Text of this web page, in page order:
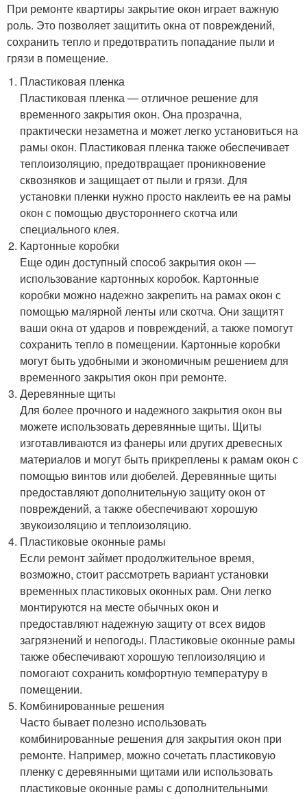
При ремонте квартиры закрытие окон играет важную
роль. Это позволяет защитить окна от повреждений,
сохранить тепло и предотвратить попадание пыли и
грязи в помещение.
Пластиковая пленка
Пластиковая пленка — отличное решение для
временного закрытия окон. Она прозрачна,
практически незаметна и может легко установиться на
рамы окон. Пластиковая пленка также обеспечивает
теплоизоляцию, предотвращает проникновение
сквозняков и защищает от пыли и грязи. Для
установки пленки нужно просто наклеить ее на рамы
окон с помощью двустороннего скотча или
специального клея.
Картонные коробки
Еще один доступный способ закрытия окон —
использование картонных коробок. Картонные
коробки можно надежно закрепить на рамах окон с
помощью малярной ленты или скотча. Они защитят
ваши окна от ударов и повреждений, а также помогут
сохранить тепло в помещении. Картонные коробки
могут быть удобными и экономичным решением для
временного закрытия окон при ремонте.
Деревянные щиты
Для более прочного и надежного закрытия окон вы
можете использовать деревянные щиты. Щиты
изготавливаются из фанеры или других древесных
материалов и могут быть прикреплены к рамам окон с
помощью винтов или дюбелей. Деревянные щиты
предоставляют дополнительную защиту окон от
повреждений, а также обеспечивают хорошую
звукоизоляцию и теплоизоляцию.
Пластиковые оконные рамы
Если ремонт займет продолжительное время,
возможно, стоит рассмотреть вариант установки
временных пластиковых оконных рам. Они легко
монтируются на месте обычных окон и
предоставляют надежную защиту от всех видов
загрязнений и непогоды. Пластиковые оконные рамы
также обеспечивают хорошую теплоизоляцию и
помогают сохранить комфортную температуру в
помещении.
Комбинированные решения
Часто бывает полезно использовать
комбинированные решения для закрытия окон при
ремонте. Например, можно сочетать пластиковую
пленку с деревянными щитами или использовать
пластиковые оконные рамы с дополнительными